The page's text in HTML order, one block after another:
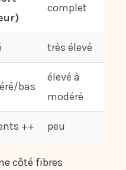
complet
très élevé
bas
élevé à
modéré
++ peu
côté fibres